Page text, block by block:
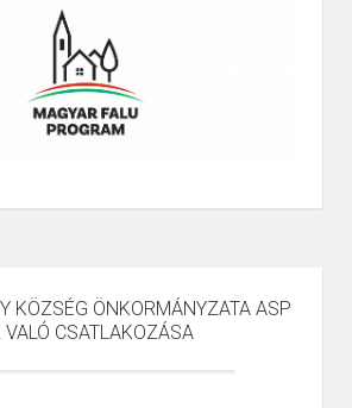
KÖZSÉG ÖNKORMÁNYZATA ASP
CSATLAKOZÁSA